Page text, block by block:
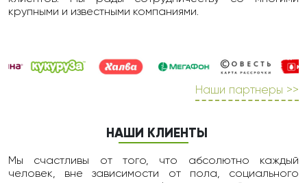
крупными и известными компаниями.
Наши партнеры >>
НАШИ КЛИЕНТЫ
Мы счастливы от того, что абсолютно каждый
человек, вне зависимости от пола, социального